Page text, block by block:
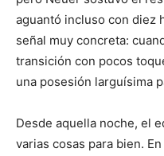
aguantó incluso con diez
señal muy concreta:
transición con pocos
una posesión larguísima
Desde aquella noche, el
varias cosas para bien.